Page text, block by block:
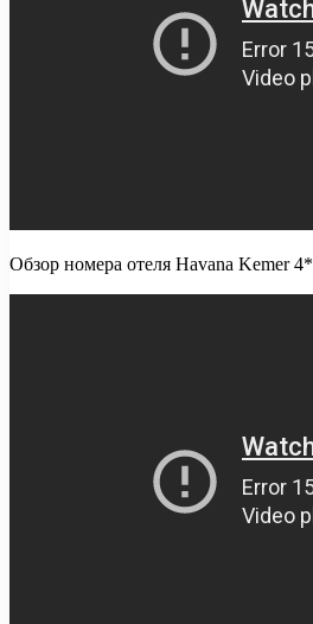
Обзор номера отеля Havana Kemer 4*